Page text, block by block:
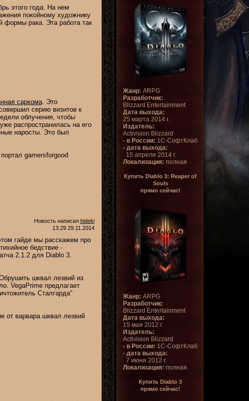
этого года. На нем
покойному художнику
формы рака. Эта работа так
саркома. Это
серию визитов к
облучения, чтобы
распространилась на его
наросты. Это был
gamersforgood
Новость написал hideki
13:29 29.11.2014
гайде мы расскажем про
бедствие -
2.1.2 для Diablo 3.
шквал лезвий из
VegaPrime предлагает
Сталгарда"
от варвара шквал лезвий
Жанр: ARPG
Разработчик:
Blizzard Entertainment
Дата выхода:
25 марта 2014 г.
Издатель:
Activision Blizzard
- в России: 1С-СофтКлаб
- дата выхода:
15 апреля 2014 г.
Локализация: полная
Купить Diablo 3: Reaper of
Souls
прямо сейчас!
Жанр: ARPG
Разработчик:
Blizzard Entertainment
Дата выхода:
15 мая 2012 г.
Издатель:
Activision Blizzard
- в России: 1С-СофтКлаб
- дата выхода:
7 июня 2012 г.
Локализация: полная
Купить Diablo 3
прямо сейчас!